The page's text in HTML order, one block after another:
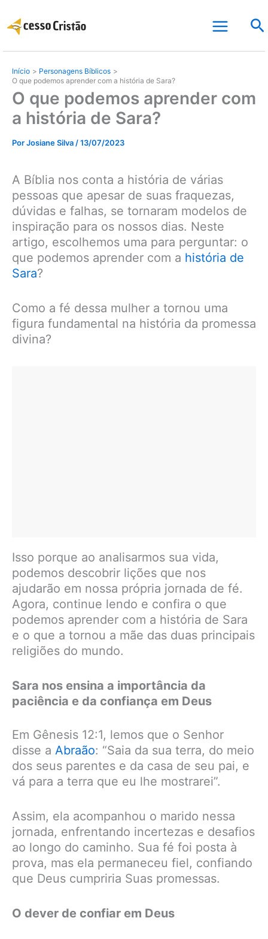
para
conteúdo
Início
Personagens Bíblicos
O que podemos aprender com a história de Sara?
O que podemos aprender com
a história de Sara?
PorJosiane Silva /13/07/2023
A Bíblia nos conta a história de várias
pessoas que apesar de suas fraquezas,
dúvidas e falhas, se tornaram modelos de
inspiração para os nossos dias. Neste
artigo, escolhemos uma para perguntar: o
que podemos aprender com a história de
Sara?
Como a fé dessa mulher a tornou uma
figura fundamental na história da promessa
divina?
Isso porque ao analisarmos sua vida,
podemos descobrir lições que nos
ajudarão em nossa própria jornada de fé.
Agora, continue lendo e confira o que
podemos aprender com a história de Sara
e o que a tornou a mãe das duas principais
religiões do mundo.
Sara nos ensina a importância da
paciência e da confiança em Deus
Em Gênesis 12:1, lemos que o Senhor
disse a Abraão: “Saia da sua terra, do meio
dos seus parentes e da casa de seu pai, e
vá para a terra que eu lhe mostrarei”.
Assim, ela acompanhou o marido nessa
jornada, enfrentando incertezas e desafios
ao longo do caminho. Sua fé foi posta à
prova, mas ela permaneceu fiel, confiando
que Deus cumpriria Suas promessas.
O dever de confiar em Deus